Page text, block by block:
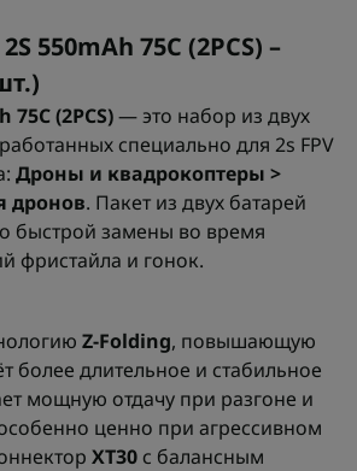
550mAh 75C (2PCS) –
(2PCS)— это набор из двух
специально для 2s FPV
Дроны и квадрокоптеры >
дронов. Пакет из двух батарей
быстрой замены во время
фристайла и гонок.
Z-Folding, повышающую
более длительное и стабильное
мощную отдачу при разгоне и
ценно при агрессивном
XT30с балансным